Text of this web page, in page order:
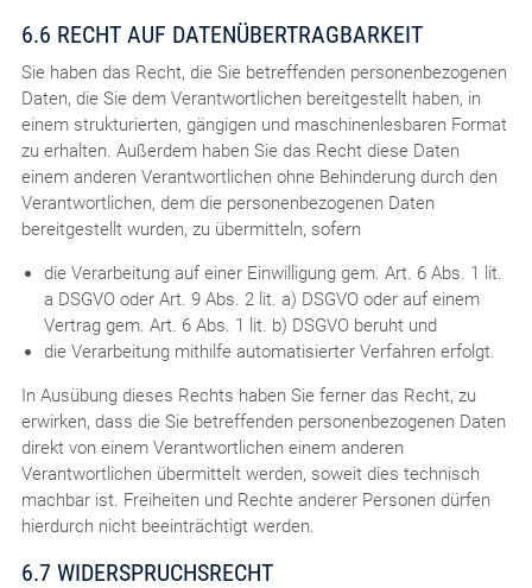
6.6 RECHT AUF DATENÜBERTRAGBARKEIT
Sie haben das Recht, die Sie betreffenden personenbezogenen
Daten, die Sie dem Verantwortlichen bereitgestellt haben, in
einem strukturierten, gängigen und maschinenlesbaren Format
zu erhalten. Außerdem haben Sie das Recht diese Daten
einem anderen Verantwortlichen ohne Behinderung durch den
Verantwortlichen, dem die personenbezogenen Daten
bereitgestellt wurden, zu übermitteln, sofern
die Verarbeitung auf einer Einwilligung gem. Art. 6 Abs. 1 lit.
a DSGVO oder Art. 9 Abs. 2 lit. a) DSGVO oder auf einem
Vertrag gem. Art. 6 Abs. 1 lit. b) DSGVO beruht und
die Verarbeitung mithilfe automatisierter Verfahren erfolgt.
In Ausübung dieses Rechts haben Sie ferner das Recht, zu
erwirken, dass die Sie betreffenden personenbezogenen Daten
direkt von einem Verantwortlichen einem anderen
Verantwortlichen übermittelt werden, soweit dies technisch
machbar ist. Freiheiten und Rechte anderer Personen dürfen
hierdurch nicht beeinträchtigt werden.
6.7 WIDERSPRUCHSRECHT